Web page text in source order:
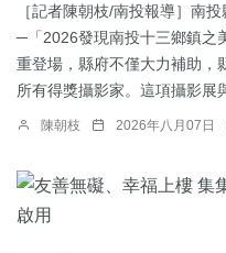
［記者陳朝枝/南投報導］南
─「2026發現南投十三鄉鎮之
重登場，縣府不僅大力補助，
所有得獎攝影家。這項攝影展
陳朝枝 2026年八月07日